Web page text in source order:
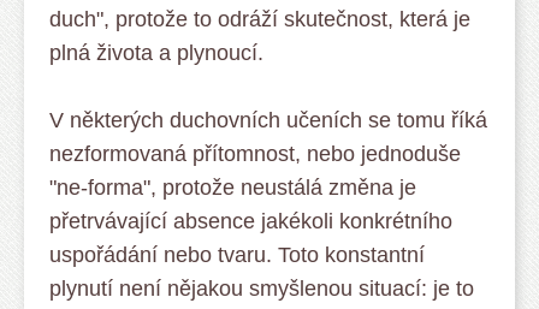
duch", protože to odráží skutečnost, která je
plná života a plynoucí.
V některých duchovních učeních se tomu říká
nezformovaná přítomnost, nebo jednoduše
"ne-forma", protože neustálá změna je
přetrvávající absence jakékoli konkrétního
uspořádání nebo tvaru. Toto konstantní
plynutí není nějakou smyšlenou situací: je to